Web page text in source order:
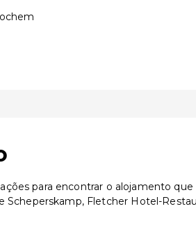
para encontrar o alojamento
Scheperskamp, Fletcher Hotel-